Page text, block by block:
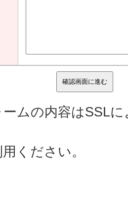
ムの内容はSSL
ください。